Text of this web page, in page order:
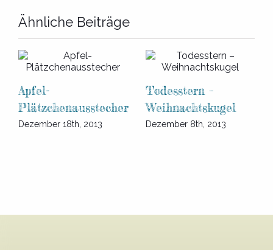
Ähnliche Beiträge
Todesstern –
Weihnachtskugel
Dezember 8th, 2013
Dezember 8th, 2013